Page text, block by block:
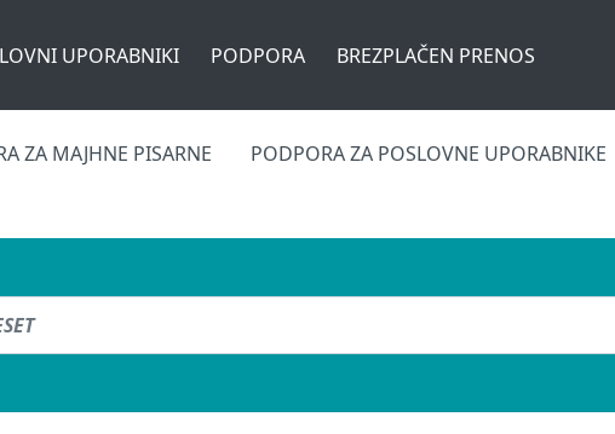
UPORABNIKI PODPORA BREZPLAČEN PRENOS
ZA MAJHNE PISARNE PODPORA ZA POSLOVNE UPORABNIKE